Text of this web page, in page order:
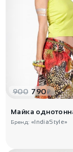
900 790₽
Бренд: «IndiaStyle»